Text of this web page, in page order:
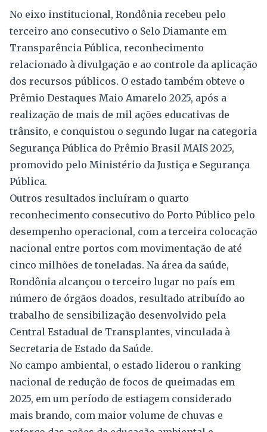
No eixo institucional, Rondônia recebeu pelo
terceiro ano consecutivo o Selo Diamante em
Transparência Pública, reconhecimento
relacionado à divulgação e ao controle da aplicação
dos recursos públicos. O estado também obteve o
Prêmio Destaques Maio Amarelo 2025, após a
realização de mais de mil ações educativas de
trânsito, e conquistou o segundo lugar na categoria
Segurança Pública do Prêmio Brasil MAIS 2025,
promovido pelo Ministério da Justiça e Segurança
Pública.
Outros resultados incluíram o quarto
reconhecimento consecutivo do Porto Público pelo
desempenho operacional, com a terceira colocação
nacional entre portos com movimentação de até
cinco milhões de toneladas. Na área da saúde,
Rondônia alcançou o terceiro lugar no país em
número de órgãos doados, resultado atribuído ao
trabalho de sensibilização desenvolvido pela
Central Estadual de Transplantes, vinculada à
Secretaria de Estado da Saúde.
No campo ambiental, o estado liderou o ranking
nacional de redução de focos de queimadas em
2025, em um período de estiagem considerado
mais brando, com maior volume de chuvas e